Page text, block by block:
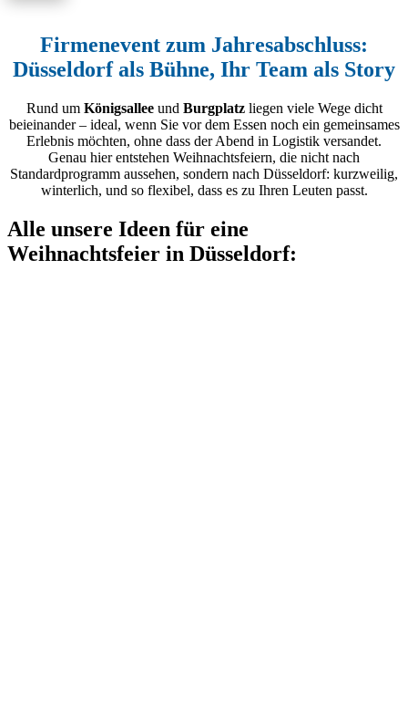
Firmenevent zum Jahresabschluss:
Düsseldorf als Bühne, Ihr Team als Story
Rund um Königsalleeund Burgplatzliegen viele Wege dicht
beieinander – ideal, wenn Sie vor dem Essen noch ein gemeinsames
Erlebnis möchten, ohne dass der Abend in Logistik versandet.
Genau hier entstehen Weihnachtsfeiern, die nicht nach
Standardprogramm aussehen, sondern nach Düsseldorf: kurzweilig,
winterlich, und so flexibel, dass es zu Ihren Leuten passt.
Alle unsere Ideen für eine
Weihnachtsfeier in Düsseldorf: